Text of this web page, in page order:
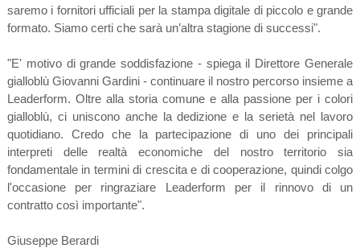
saremo i fornitori ufficiali per la stampa digitale di piccolo e grande
formato. Siamo certi che sarà un’altra stagione di successi".
"E' motivo di grande soddisfazione - spiega il Direttore Generale
gialloblù Giovanni Gardini - continuare il nostro percorso insieme a
Leaderform. Oltre alla storia comune e alla passione per i colori
gialloblù, ci uniscono anche la dedizione e la serietà nel lavoro
quotidiano. Credo che la partecipazione di uno dei principali
interpreti delle realtà economiche del nostro territorio sia
fondamentale in termini di crescita e di cooperazione, quindi colgo
l'occasione per ringraziare Leaderform per il rinnovo di un
contratto così importante".
Giuseppe Berardi